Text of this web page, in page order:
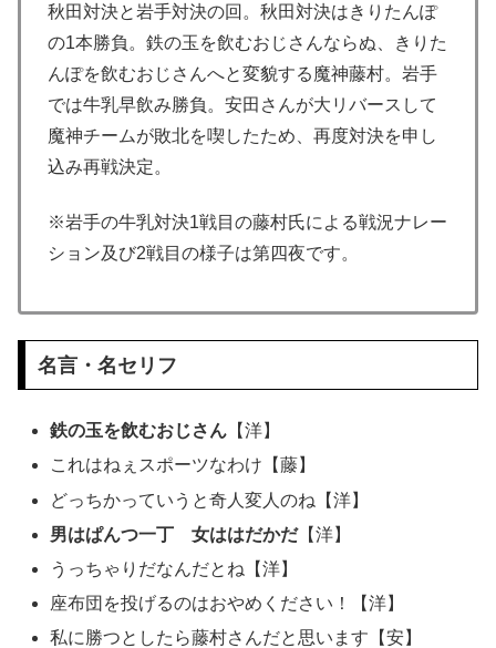
秋田対決と岩手対決の回。秋田対決はきりたんぽ
の1本勝負。鉄の玉を飲むおじさんならぬ、きりた
んぽを飲むおじさんへと変貌する魔神藤村。岩手
では牛乳早飲み勝負。安田さんが大リバースして
魔神チームが敗北を喫したため、再度対決を申し
込み再戦決定。
※岩手の牛乳対決1戦目の藤村氏による戦況ナレー
ション及び2戦目の様子は第四夜です。
名言・名セリフ
鉄の玉を飲むおじさん 【洋】
これはねぇスポーツなわけ【藤】
どっちかっていうと奇人変人のね【洋】
男はぱんつ一丁 女ははだかだ【洋】
うっちゃりだなんだとね【洋】
座布団を投げるのはおやめください！【洋】
私に勝つとしたら藤村さんだと思います【安】